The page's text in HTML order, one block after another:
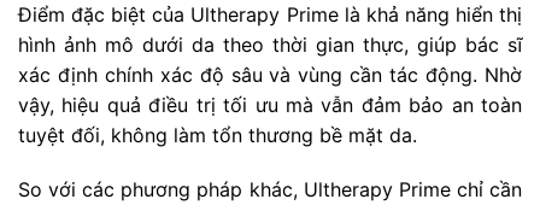
Điểm đặc biệt của Ultherapy Prime là khả năng hiển thị
hình ảnh mô dưới da theo thời gian thực, giúp bác sĩ
xác định chính xác độ sâu và vùng cần tác động. Nhờ
vậy, hiệu quả điều trị tối ưu mà vẫn đảm bảo an toàn
tuyệt đối, không làm tổn thương bề mặt da.
So với các phương pháp khác, Ultherapy Prime chỉ cần